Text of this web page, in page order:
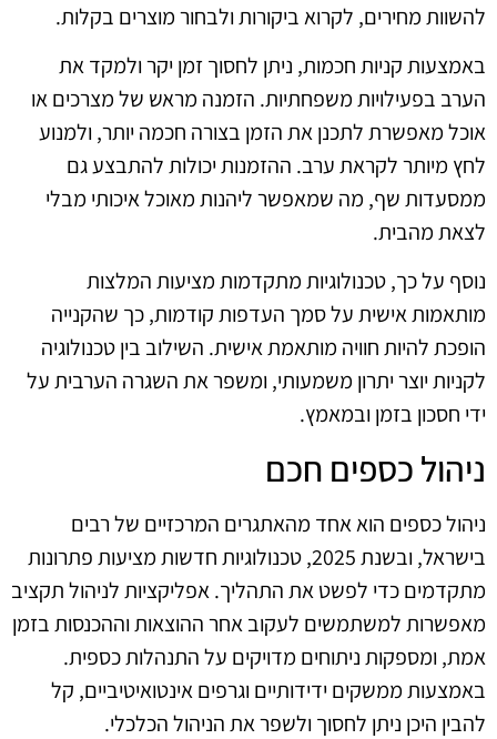
להשוות מחירים, לקרוא ביקורות ולבחור מוצרים בקלות.
באמצעות קניות חכמות, ניתן לחסוך זמן יקר ולמקד את
הערב בפעילויות משפחתיות. הזמנה מראש של מצרכים או
אוכל מאפשרת לתכנן את הזמן בצורה חכמה יותר, ולמנוע
לחץ מיותר לקראת ערב. ההזמנות יכולות להתבצע גם
ממסעדות שף, מה שמאפשר ליהנות מאוכל איכותי מבלי
לצאת מהבית.
נוסף על כך, טכנולוגיות מתקדמות מציעות המלצות
מותאמות אישית על סמך העדפות קודמות, כך שהקנייה
הופכת להיות חוויה מותאמת אישית. השילוב בין טכנולוגיה
לקניות יוצר יתרון משמעותי, ומשפר את השגרה הערבית על
ידי חסכון בזמן ובמאמץ.
ניהול כספים חכם
ניהול כספים הוא אחד מהאתגרים המרכזיים של רבים
בישראל, ובשנת 2025, טכנולוגיות חדשות מציעות פתרונות
מתקדמים כדי לפשט את התהליך. אפליקציות לניהול תקציב
מאפשרות למשתמשים לעקוב אחר ההוצאות וההכנסות בזמן
אמת, ומספקות ניתוחים מדויקים על התנהלות כספית.
באמצעות ממשקים ידידותיים וגרפים אינטואיטיביים, קל
להבין היכן ניתן לחסוך ולשפר את הניהול הכלכלי.